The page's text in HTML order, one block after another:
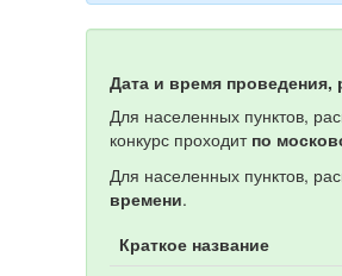
Дата и время проведения,
Для населенных пунктов,
конкурс проходит по
Для населенных пунктов,
времени.
Краткое название